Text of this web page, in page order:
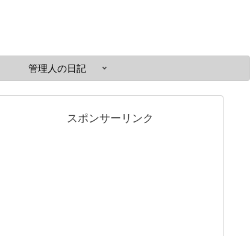
管理人の日記
スポンサーリンク